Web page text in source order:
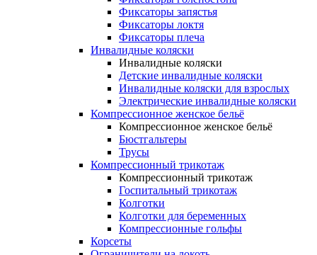
Фиксаторы запястья
Фиксаторы локтя
Фиксаторы плеча
Инвалидные коляски
Инвалидные коляски
Детские инвалидные коляски
Инвалидные коляски для взрослых
Электрические инвалидные коляски
Компрессионное женское бельё
Компрессионное женское бельё
Бюстгальтеры
Трусы
Компрессионный трикотаж
Компрессионный трикотаж
Госпитальный трикотаж
Колготки
Колготки для беременных
Компрессионные гольфы
Корсеты